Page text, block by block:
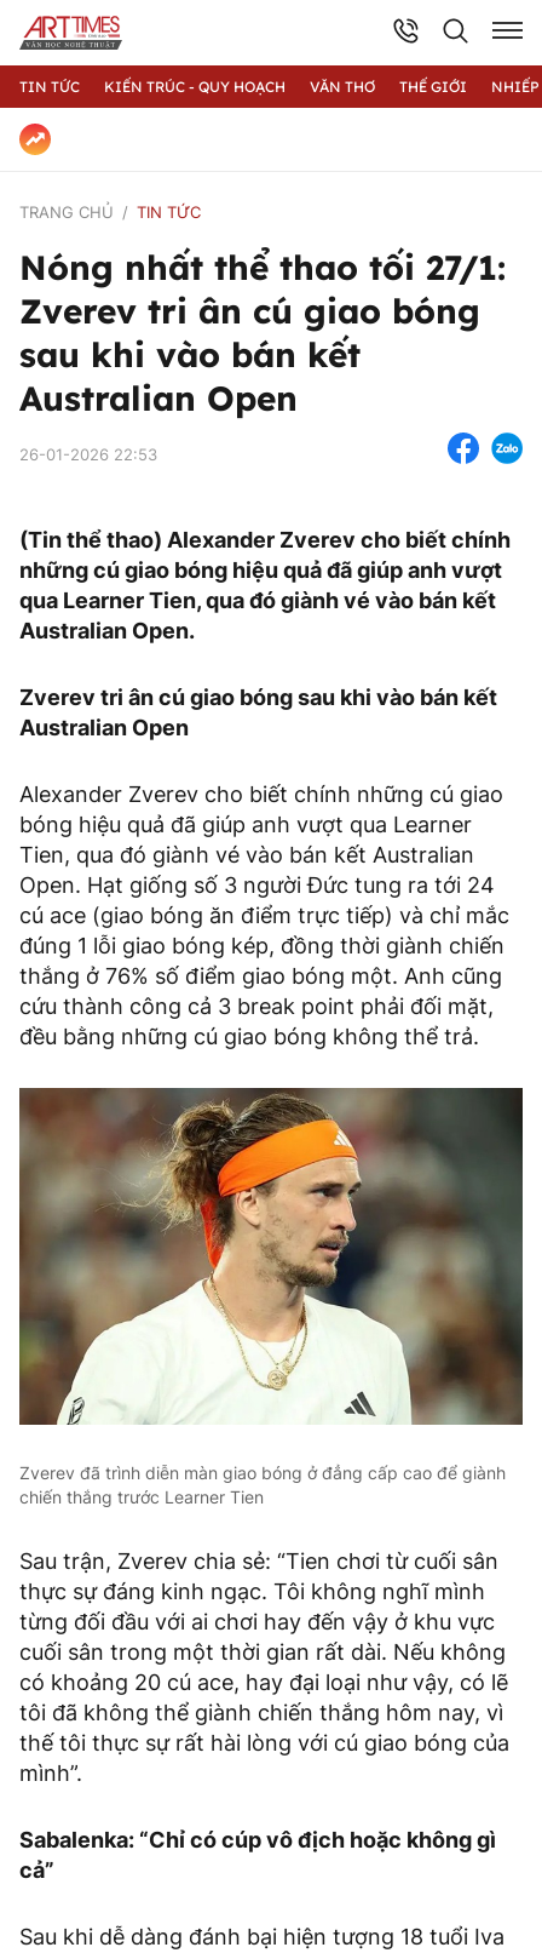
TIN TỨC KIẾN TRÚC - QUY HOẠCH VĂN THƠ THẾ GIỚI
TRANG CHỦ TIN TỨC
Nóng nhất thể thao tối 27/1:
Zverev tri ân cú giao bóng
sau khi vào bán kết
Australian Open
26-01-2026 22:53
(Tin thể thao) Alexander Zverev cho biết chính
những cú giao bóng hiệu quả đã giúp anh vượt
qua Learner Tien, qua đó giành vé vào bán kết
Australian Open.
Zverev tri ân cú giao bóng sau khi vào bán kết
Australian Open
Alexander Zverev cho biết chính những cú giao
bóng hiệu quả đã giúp anh vượt qua Learner
Tien, qua đó giành vé vào bán kết Australian
Open. Hạt giống số 3 người Đức tung ra tới 24
cú ace (giao bóng ăn điểm trực tiếp) và chỉ mắc
đúng 1 lỗi giao bóng kép, đồng thời giành chiến
thắng ở 76% số điểm giao bóng một. Anh cũng
cứu thành công cả 3 break point phải đối mặt,
đều bằng những cú giao bóng không thể trả.
Zverev đã trình diễn màn giao bóng ở đẳng cấp cao để giành
chiến thắng trước Learner Tien
Sau trận, Zverev chia sẻ: “Tien chơi từ cuối sân
thực sự đáng kinh ngạc. Tôi không nghĩ mình
từng đối đầu với ai chơi hay đến vậy ở khu vực
cuối sân trong một thời gian rất dài. Nếu không
có khoảng 20 cú ace, hay đại loại như vậy, có lẽ
tôi đã không thể giành chiến thắng hôm nay, vì
thế tôi thực sự rất hài lòng với cú giao bóng của
mình”.
Sabalenka: “Chỉ có cúp vô địch hoặc không gì
cả”
Sau khi dễ dàng đánh bại hiện tượng 18 tuổi Iva